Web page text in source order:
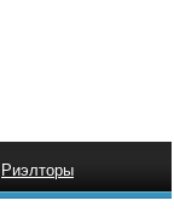
Риэлторы